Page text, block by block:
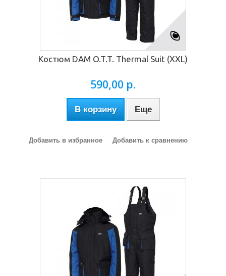
Костюм DAM O.T.T. Thermal Suit (XXL)
590,00 р.
В корзину Еще
Добавить в избранное Добавить к сравнению